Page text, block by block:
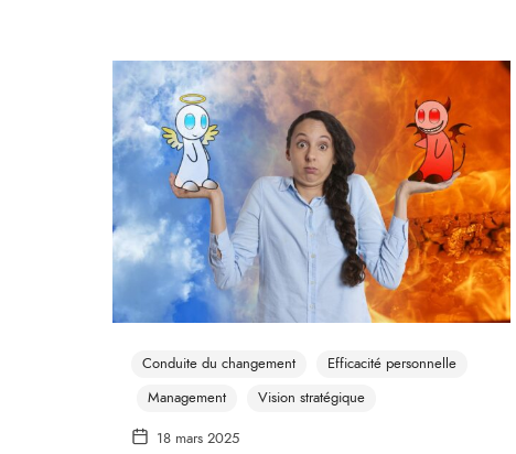
Conduite du changement
Efficacité personnelle
Management
Vision stratégique
18 mars 2025